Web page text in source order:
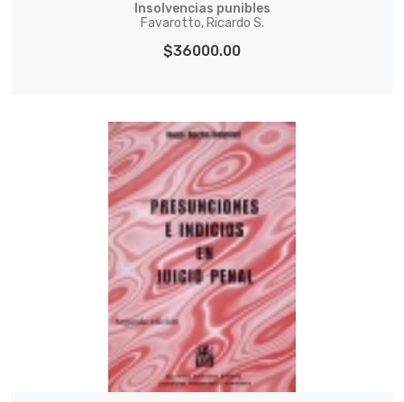
Insolvencias punibles
Favarotto, Ricardo S.
$36000.00